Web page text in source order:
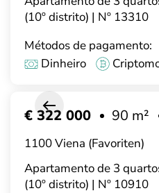
(10º distrito) | Nº 13310
Métodos de pagamento:
Dinheiro
Apartamento de 3
(10º distrito) | Nº 10910
€ 322 000 90 m²
1100 Viena (Favoriten)